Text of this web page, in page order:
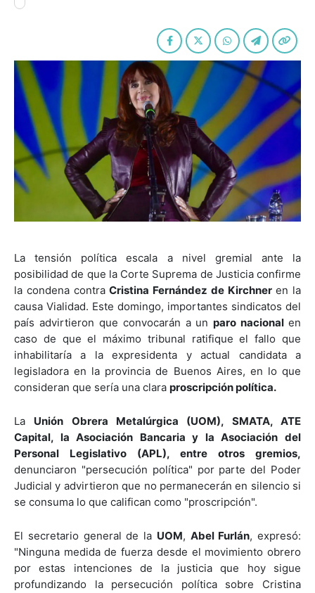
La tensión política escala a nivel gremial ante la
posibilidad de que la Corte Suprema de Justicia confirme
la condena contraCristina Fernández de Kirchneren la
causa Vialidad. Este domingo, importantes sindicatos del
país advirtieron que convocarán a unparo nacional en
caso de que el máximo tribunal ratifique el fallo que
inhabilitaría a la expresidenta y actual candidata a
legisladora en la provincia de Buenos Aires, en lo que
consideran que sería una clara proscripción política.
La Unión Obrera Metalúrgica (UOM), SMATA, ATE
Capital, la Asociación Bancaria y la Asociación del
Personal Legislativo (APL), entre otros gremios,
denunciaron "persecución política" por parte del Poder
Judicial y advirtieron que no permanecerán en silencio si
se consuma lo que califican como "proscripción".
El secretario general de la UOM, Abel Furlán, expresó:
"Ninguna medida de fuerza desde el movimiento obrero
por estas intenciones de la justicia que hoy sigue
profundizando la persecución política sobre Cristina